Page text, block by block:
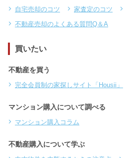
自宅売却のコツ
家査定のコツ
不動産売却のよくある質問Q＆A
買いたい
不動産を買う
完全会員制の家探しサイト「Housii」
マンション購入について調べる
マンション購入コラム
不動産購入について学ぶ